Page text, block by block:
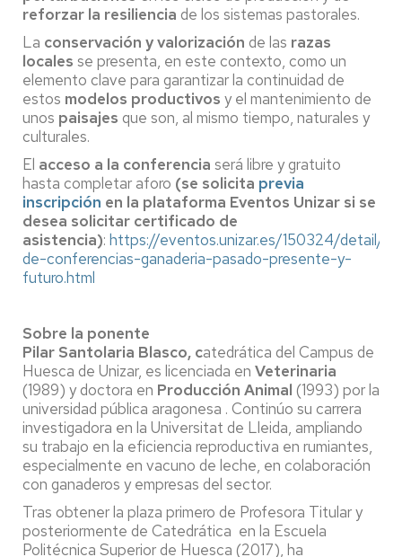
reforzar la resiliencia de los sistemas pastorales.
La conservación y valorización de las razas
locales se presenta, en este contexto, como un
elemento clave para garantizar la continuidad de
estos modelos productivos y el mantenimiento de
unos paisajes que son, al mismo tiempo, naturales y
culturales.
El acceso a la conferencia será libre y gratuito
hasta completar aforo (se solicita previa
inscripción en la plataforma Eventos Unizar si se
desea solicitar certificado de
asistencia): https://eventos.unizar.es/150324/detail/
de-conferencias-ganaderia-pasado-presente-y-
futuro.html
Sobre la ponente
Pilar Santolaria Blasco, catedrática del Campus de
Huesca de Unizar, es licenciada en Veterinaria
(1989) y doctora en Producción Animal (1993) por la
universidad pública aragonesa . Continúo su carrera
investigadora en la Universitat de Lleida, ampliando
su trabajo en la eficiencia reproductiva en rumiantes,
especialmente en vacuno de leche, en colaboración
con ganaderos y empresas del sector.
Tras obtener la plaza primero de Profesora Titular y
posteriormente de Catedrática en la Escuela
Politécnica Superior de Huesca (2017), ha